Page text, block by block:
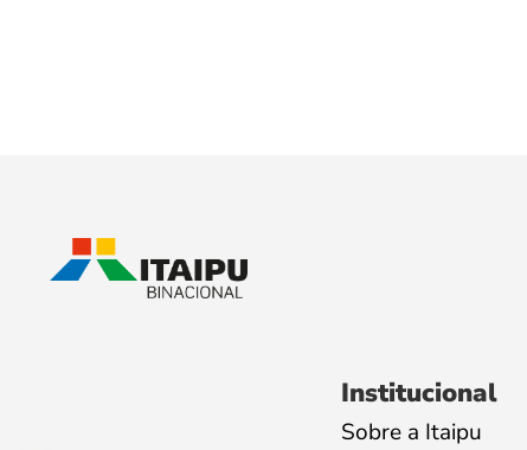
Institucional
Sobre a Itaipu